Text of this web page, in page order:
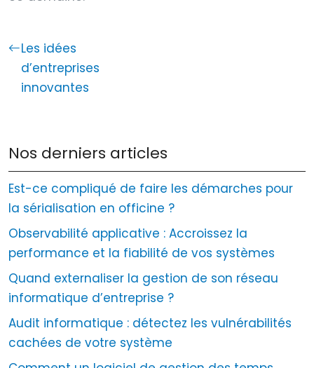
Les idées
d’entreprises
innovantes
Nos derniers articles
Est-ce compliqué de faire les démarches pour
la sérialisation en officine ?
Observabilité applicative : Accroissez la
performance et la fiabilité de vos systèmes
Quand externaliser la gestion de son réseau
informatique d’entreprise ?
Audit informatique : détectez les vulnérabilités
cachées de votre système